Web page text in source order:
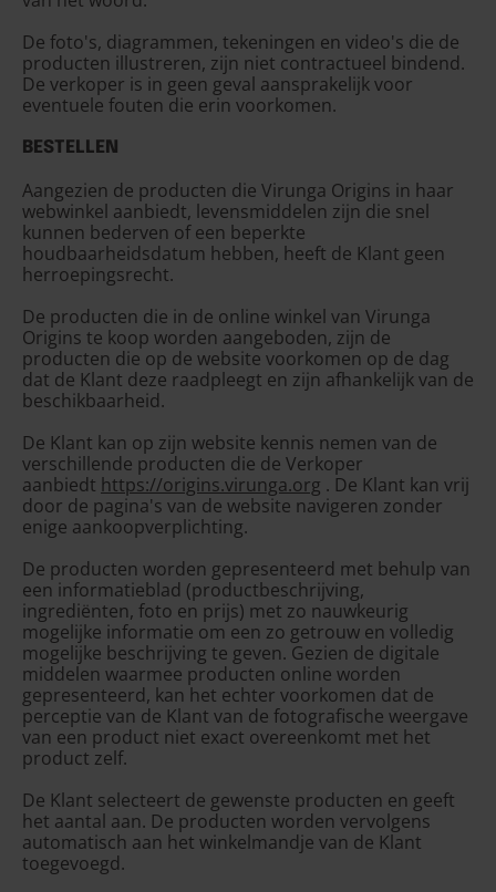
De foto's, diagrammen, tekeningen en video's die de
producten illustreren, zijn niet contractueel bindend.
De verkoper is in geen geval aansprakelijk voor
eventuele fouten die erin voorkomen.
BESTELLEN
Aangezien de producten die Virunga Origins in haar
webwinkel aanbiedt, levensmiddelen zijn die snel
kunnen bederven of een beperkte
houdbaarheidsdatum hebben, heeft de Klant geen
herroepingsrecht.
De producten die in de online winkel van Virunga
Origins te koop worden aangeboden, zijn de
producten die op de website voorkomen op de dag
dat de Klant deze raadpleegt en zijn afhankelijk van de
beschikbaarheid.
De Klant kan op zijn website kennis nemen van de
verschillende producten die de Verkoper
aanbiedt https://origins.virunga.org . De Klant kan vrij
door de pagina's van de website navigeren zonder
enige aankoopverplichting.
De producten worden gepresenteerd met behulp van
een informatieblad (productbeschrijving,
ingrediënten, foto en prijs) met zo nauwkeurig
mogelijke informatie om een ​​zo getrouw en volledig
mogelijke beschrijving te geven. Gezien de digitale
middelen waarmee producten online worden
gepresenteerd, kan het echter voorkomen dat de
perceptie van de Klant van de fotografische weergave
van een product niet exact overeenkomt met het
product zelf.
De Klant selecteert de gewenste producten en geeft
het aantal aan. De producten worden vervolgens
automatisch aan het winkelmandje van de Klant
toegevoegd.